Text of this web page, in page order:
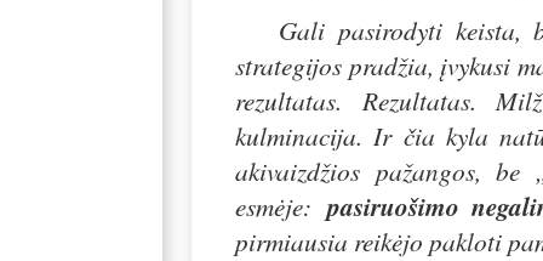
Gali pasirodyti keista,
strategijos pradžia, įvykusi
rezultatas. Rezultatas.
kulminacija. Ir čia kyla
akivaizdžios pažangos,
esmėje:pasiruošimo
pirmiausia reikėjo pakloti